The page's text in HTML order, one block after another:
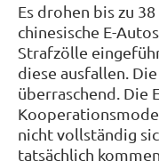
Es drohen bis zu
chinesische E-
Strafzölle
diese ausfallen.
überraschend. Die
nicht vollständig
tatsächlich